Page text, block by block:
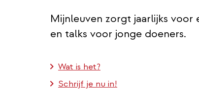
Mijnleuven zorgt jaarlijks voor
en talks voor jonge doeners.
Wat is het?
Schrijf je nu in!